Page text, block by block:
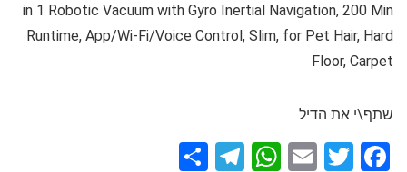
in 1 Robotic Vacuum with Gyro Inertial Navigation, 200 Min
Runtime, App/Wi-Fi/Voice Control, Slim, for Pet Hair, Hard
Floor, Carpet
שתף\י את הדיל
F
T
E
W
T